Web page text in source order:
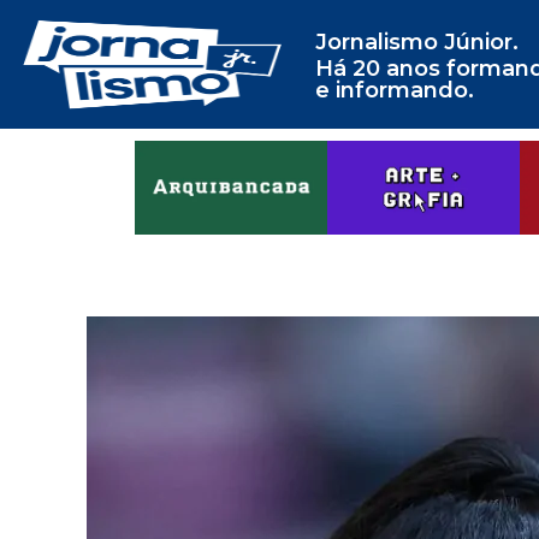
Jornalismo Júnior.
Há 20 anos
e informando.